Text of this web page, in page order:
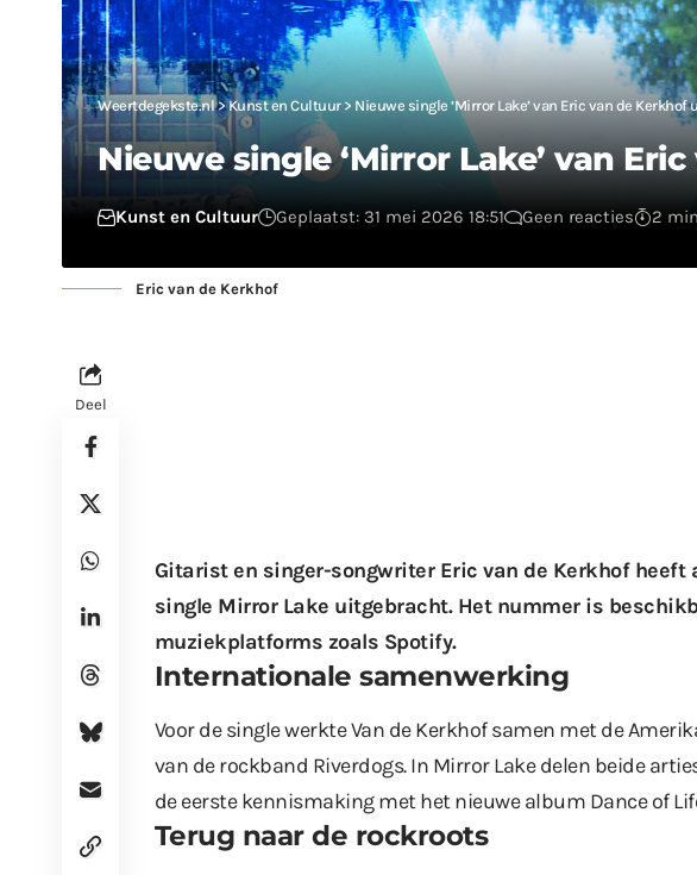
Weertdegekste.nl>Kunst en Cultuur> Nieuwe single ‘Mirror Lake’ van Eric van de
Nieuwe single ‘Mirror Lake’ van
Kunst en Cultuur Geplaatst: 31 mei 2026 18:51 Geen reacties 2
Eric van de Kerkhof
Deel
Gitarist en singer-songwriter Eric van de Kerkhof heeft
single Mirror Lake uitgebracht. Het nummer is
muziekplatforms zoals Spotify.
Internationale samenwerking
Voor de single werkte Van de Kerkhof samen met de
van de rockband Riverdogs. In Mirror Lake delen beide
de eerste kennismaking met het nieuwe album Dance of
Terug naar de rockroots